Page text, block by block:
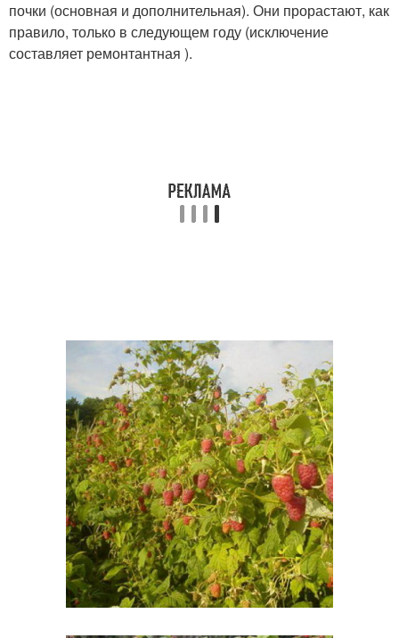
почки (основная и дополнительная). Они прорастают, как
правило, только в следующем году (исключение
составляет ремонтантная ).